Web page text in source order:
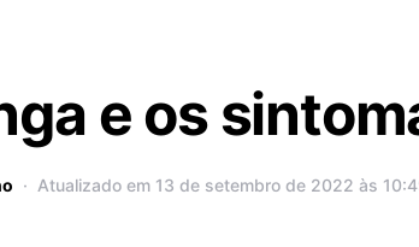
e os
Atualizado em 13 de setembro de 2022 às